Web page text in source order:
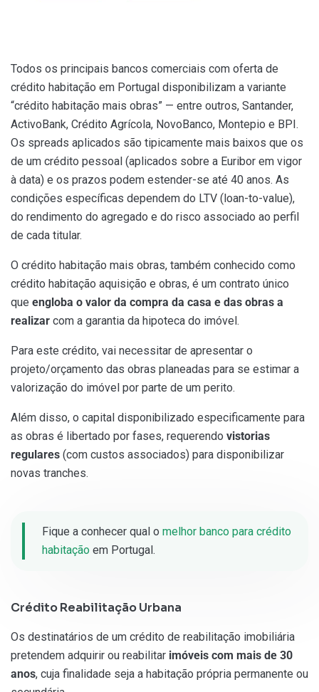
Todos os principais bancos comerciais com oferta de
crédito habitação em Portugal disponibilizam a variante
“crédito habitação mais obras” — entre outros, Santander,
ActivoBank, Crédito Agrícola, NovoBanco, Montepio e BPI.
Os spreads aplicados são tipicamente mais baixos que os
de um crédito pessoal (aplicados sobre a Euribor em vigor
à data) e os prazos podem estender-se até 40 anos. As
condições específicas dependem do LTV (loan-to-value),
do rendimento do agregado e do risco associado ao perfil
de cada titular.
O crédito habitação mais obras, também conhecido como
crédito habitação aquisição e obras, é um contrato único
que engloba o valor da compra da casa e das obras a
realizar com a garantia da hipoteca do imóvel.
Para este crédito, vai necessitar de apresentar o
projeto/orçamento das obras planeadas para se estimar a
valorização do imóvel por parte de um perito.
Além disso, o capital disponibilizado especificamente para
as obras é libertado por fases, requerendo vistorias
regulares (com custos associados) para disponibilizar
novas tranches.
Fique a conhecer qual o melhor banco para crédito
habitação em Portugal.
Crédito Reabilitação Urbana
Os destinatários de um crédito de reabilitação imobiliária
pretendem adquirir ou reabilitar imóveis com mais de 30
anos, cuja finalidade seja a habitação própria permanente ou